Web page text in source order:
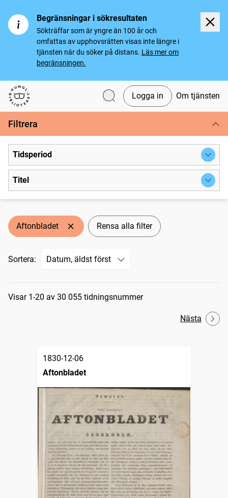
Begränsningar i sökresultaten
Sökträffar som är yngre än 100 år och
omfattas av upphovsrätten visas inte längre i
tjänsten när du söker på distans. Läs mer om
begränsningen.
Svenska tidningar
Logga in Om tjänsten
Filtrera
Tidsperiod
Titel
Aftonbladet Rensa alla filter
Sortera:
Sökresultat
Visar 1-20 av 30 055 tidningsnummer
Nästa
1830-12-06
Aftonbladet